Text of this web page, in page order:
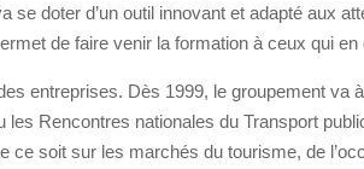
doter d’un outil innovant et adapté aux
de faire venir la formation à ceux qui en
entreprises. Dès 1999, le groupement va
Rencontres nationales du Transport
ce soit sur les marchés du tourisme, de